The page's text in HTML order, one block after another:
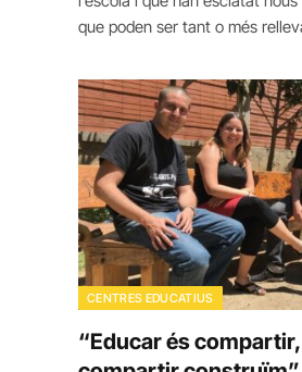
que poden ser tant o més
CENTRES EDUCATIUS
“Educar és